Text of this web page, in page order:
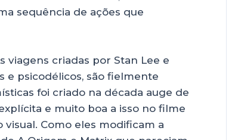
sequência de ações que
viagens criadas por Stan Lee e
e psicodélicos, são fielmente
foi criado na década auge de
e muito boa a isso no filme
Como eles modificam a